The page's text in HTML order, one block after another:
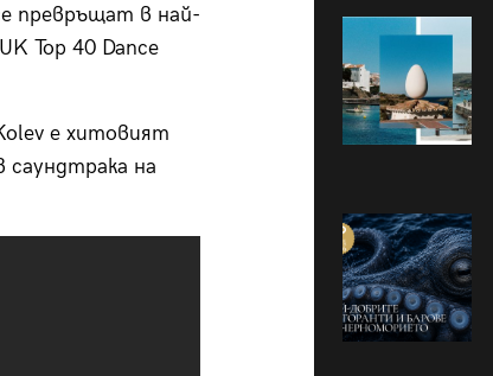
превръщат в най-
Top 40 Dance
е хитовият
на